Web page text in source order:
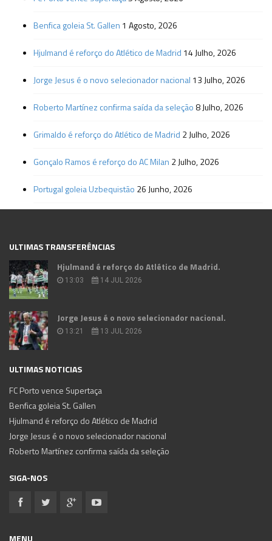
Benfica goleia St. Gallen 1 Agosto, 2026
Hjulmand é reforço do Atlético de Madrid 14 Julho, 2026
Jorge Jesus é o novo selecionador nacional 13 Julho, 2026
Roberto Martínez confirma saída da seleção 8 Julho, 2026
Grimaldo é reforço do Atlético de Madrid 2 Julho, 2026
Gonçalo Ramos é reforço do AC Milan 2 Julho, 2026
Portugal goleia Uzbequistão 26 Junho, 2026
ULTIMAS TRANSFERÊNCIAS
Hjulmand é reforço do Atlético de Madrid.
13:03 14 JUL 2026
Jorge Jesus é o novo selecionador nacional.
13:21 13 JUL 2026
ULTIMAS NOTICIAS
FC Porto vence Supertaça
Benfica goleia St. Gallen
Hjulmand é reforço do Atlético de Madrid
Jorge Jesus é o novo selecionador nacional
Roberto Martínez confirma saída da seleção
SIGA-NOS
MENU